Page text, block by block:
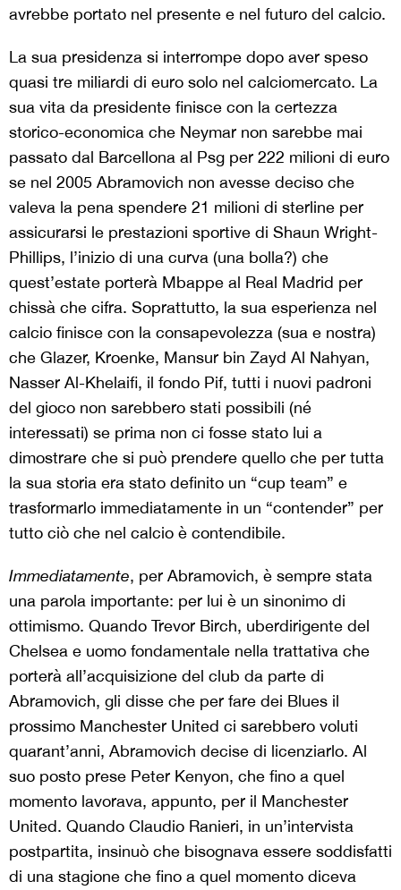
avrebbe portato nel presente e nel futuro del calcio.
La sua presidenza si interrompe dopo aver speso
quasi tre miliardi di euro solo nel calciomercato. La
sua vita da presidente finisce con la certezza
storico-economica che Neymar non sarebbe mai
passato dal Barcellona al Psg per 222 milioni di euro
se nel 2005 Abramovich non avesse deciso che
valeva la pena spendere 21 milioni di sterline per
assicurarsi le prestazioni sportive di Shaun Wright-
Phillips, l’inizio di una curva (una bolla?) che
quest’estate porterà Mbappe al Real Madrid per
chissà che cifra. Soprattutto, la sua esperienza nel
calcio finisce con la consapevolezza (sua e nostra)
che Glazer, Kroenke, Mansur bin Zayd Al Nahyan,
Nasser Al-Khelaifi, il fondo Pif, tutti i nuovi padroni
del gioco non sarebbero stati possibili (né
interessati) se prima non ci fosse stato lui a
dimostrare che si può prendere quello che per tutta
la sua storia era stato definito un “cup team” e
trasformarlo immediatamente in un “contender” per
tutto ciò che nel calcio è contendibile.
Immediatamente, per Abramovich, è sempre stata
una parola importante: per lui è un sinonimo di
ottimismo. Quando Trevor Birch, uberdirigente del
Chelsea e uomo fondamentale nella trattativa che
porterà all’acquisizione del club da parte di
Abramovich, gli disse che per fare dei Blues il
prossimo Manchester United ci sarebbero voluti
quarant’anni, Abramovich decise di licenziarlo. Al
suo posto prese Peter Kenyon, che fino a quel
momento lavorava, appunto, per il Manchester
United. Quando Claudio Ranieri, in un’intervista
postpartita, insinuò che bisognava essere soddisfatti
di una stagione che fino a quel momento diceva